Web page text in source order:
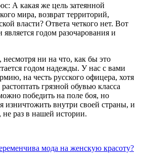
А какая же цель затеянной
мира, возврат территорий,
власти? Ответа четкого нет. Вот
годом разочарования и
ни на что, как бы это
годом надежды. У нас с вами
на честь русского офицера, хотя
грязной обувью класса
победить на поле боя, но
изничтожить внутри своей страны, и
раз в нашей истории.
мода на женскую красоту?